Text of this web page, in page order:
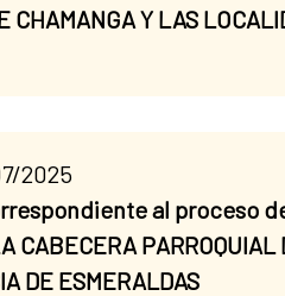
CHAMANGA Y LAS
2025
al proceso de
CABECERA
DE ESMERALDAS